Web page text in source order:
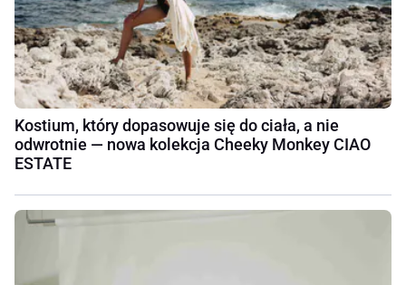
Kostium, który dopasowuje się do ciała, a nie
odwrotnie — nowa kolekcja Cheeky Monkey CIAO
ESTATE